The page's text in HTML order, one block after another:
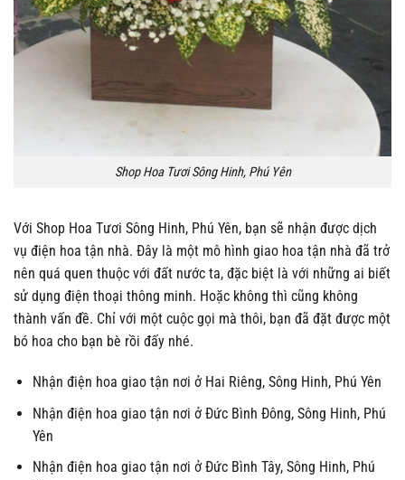
Shop Hoa Tươi Sông Hinh, Phú Yên
Với Shop Hoa Tươi Sông Hinh, Phú Yên, bạn sẽ nhận được dịch
vụ điện hoa tận nhà. Đây là một mô hình giao hoa tận nhà đã trở
nên quá quen thuộc với đất nước ta, đặc biệt là với những ai biết
sử dụng điện thoại thông minh. Hoặc không thì cũng không
thành vấn đề. Chỉ với một cuộc gọi mà thôi, bạn đã đặt được một
bó hoa cho bạn bè rồi đấy nhé.
Nhận điện hoa giao tận nơi ở Hai Riêng, Sông Hinh, Phú Yên
Nhận điện hoa giao tận nơi ở Đức Bình Đông, Sông Hinh, Phú
Yên
Nhận điện hoa giao tận nơi ở Đức Bình Tây, Sông Hinh, Phú